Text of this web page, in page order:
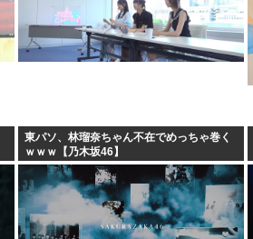
東パソ、林瑠奈ちゃん不在でめっちゃ巻く
ｗｗｗ【乃木坂46】